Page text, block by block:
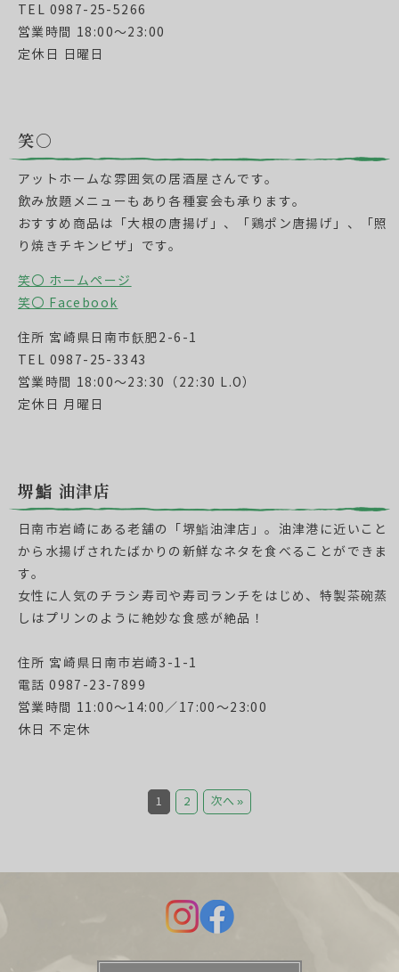
TEL 0987-25-5266
営業時間 18:00～23:00
定休日 日曜日
笑○
アットホームな雰囲気の居酒屋さんです。
飲み放題メニューもあり各種宴会も承ります。
おすすめ商品は「大根の唐揚げ」、「鶏ポン唐揚げ」、「照
り焼きチキンピザ」です。
笑〇 ホームページ
笑〇 Facebook
住所 宮崎県日南市飫肥2-6-1
TEL 0987-25-3343
営業時間 18:00～23:30（22:30 L.O）
定休日 月曜日
堺鮨 油津店
日南市岩崎にある老舗の「堺鮨油津店」。油津港に近いこと
から水揚げされたばかりの新鮮なネタを食べることができま
す。
女性に人気のチラシ寿司や寿司ランチをはじめ、特製茶碗蒸
しはプリンのように絶妙な食感が絶品！
住所 宮崎県日南市岩崎3-1-1
電話 0987-23-7899
営業時間 11:00～14:00／17:00～23:00
休日 不定休
1 2 次へ »